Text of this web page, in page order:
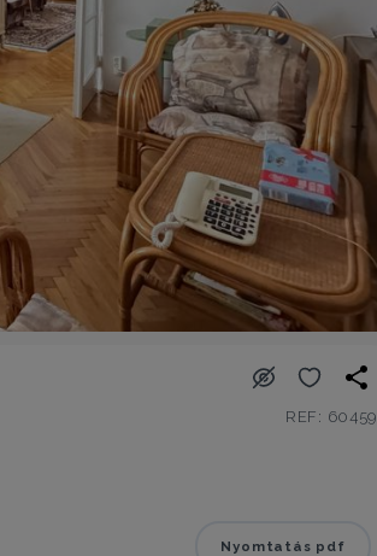
REF: 60459
Nyomtatás pdf